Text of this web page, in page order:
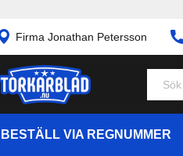
Firma Jonathan Petersson
BESTÄLL VIA REGNUMMER